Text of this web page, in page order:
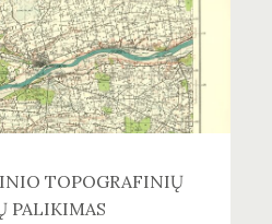
TOPOGRAFINIŲ
PALIKIMAS